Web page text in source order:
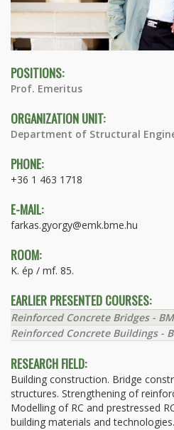
POSITIONS:
Prof. Emeritus
ORGANIZATION UNIT:
Department of Structural
PHONE:
+36 1 463 1718
E-MAIL:
farkas.gyorgy@emk.bme.hu
ROOM:
K. ép / mf. 85.
EARLIER PRESENTED COURSES:
Reinforced Concrete Bridges -
Reinforced Concrete Buildings -
RESEARCH FIELD:
Building construction. Bridge
structures. Strengthening of
Modelling of RC and prestressed
building materials and technologies.